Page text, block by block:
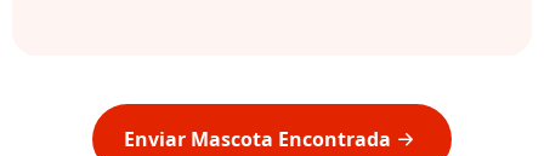
Enviar Mascota Encontrada